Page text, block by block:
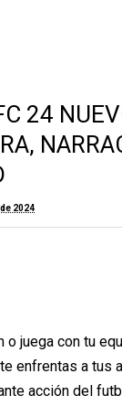
24
2024
o juega con tu
enfrentas a tus
acción del